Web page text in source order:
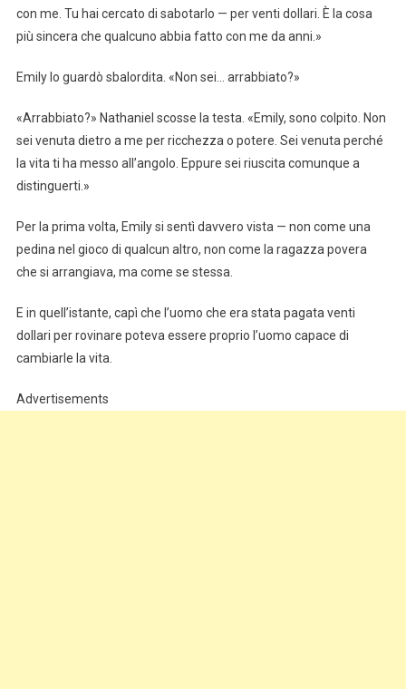
con me. Tu hai cercato di sabotarlo — per venti dollari. È la cosa
più sincera che qualcuno abbia fatto con me da anni.»
Emily lo guardò sbalordita. «Non sei… arrabbiato?»
«Arrabbiato?» Nathaniel scosse la testa. «Emily, sono colpito. Non
sei venuta dietro a me per ricchezza o potere. Sei venuta perché
la vita ti ha messo all’angolo. Eppure sei riuscita comunque a
distinguerti.»
Per la prima volta, Emily si sentì davvero vista — non come una
pedina nel gioco di qualcun altro, non come la ragazza povera
che si arrangiava, ma come se stessa.
E in quell’istante, capì che l’uomo che era stata pagata venti
dollari per rovinare poteva essere proprio l’uomo capace di
cambiarle la vita.
Advertisements